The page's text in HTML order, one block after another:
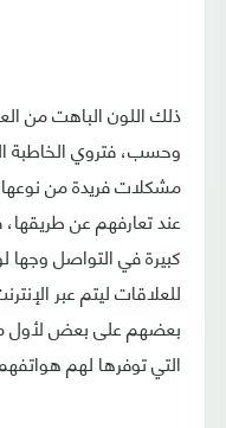
ذلك اللون الباهت من
وحسب، فتروي الخاطبة
مشكلات فريدة من نوعها
عند تعارفهم عن
كبيرة في التواصل وجها
للعلاقات ليتم عبر
بعضهم على بعض لأول
التي توفرها لهم هواتفهم